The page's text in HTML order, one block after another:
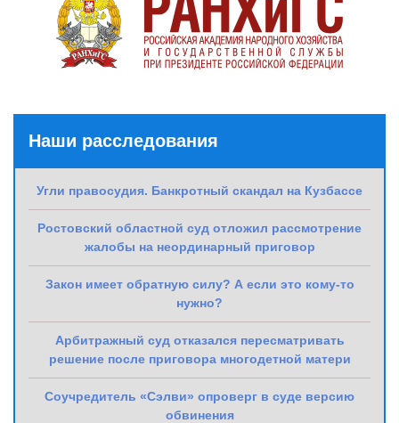
Наши расследования
Угли правосудия. Банкротный скандал на Кузбассе
Ростовский областной суд отложил рассмотрение
жалобы на неординарный приговор
Закон имеет обратную силу? А если это кому-то
нужно?
Арбитражный суд отказался пересматривать
решение после приговора многодетной матери
Соучредитель «Сэлви» опроверг в суде версию
обвинения